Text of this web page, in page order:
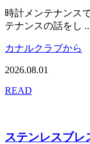
時計メンテナンス
テナンスの話をし
カナルクラブから
2026.08.01
READ
ステンレスブレ